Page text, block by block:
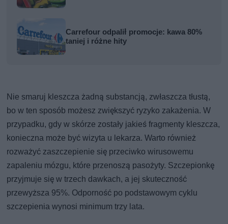
Carrefour odpalił promocje: kawa 80%
taniej i różne hity
Nie smaruj kleszcza żadną substancją, zwłaszcza tłustą,
bo w ten sposób możesz zwiększyć ryzyko zakażenia. W
przypadku, gdy w skórze zostały jakieś fragmenty kleszcza,
konieczna może być wizyta u lekarza. Warto również
rozważyć zaszczepienie się przeciwko wirusowemu
zapaleniu mózgu, które przenoszą pasożyty. Szczepionkę
przyjmuje się w trzech dawkach, a jej skuteczność
przewyższa 95%. Odporność po podstawowym cyklu
szczepienia wynosi minimum trzy lata.